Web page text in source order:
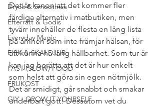
Dryck & Smoothies
Efterrätt & Godis
Everyday Magic
FISK & SKALDJUR
FAST (SLOW) FOOD
FRUKOST
GIY - GROW IT YOURSELF
Det är kanon att det kommer fler
färdiga alternativ i matbutiken, men
tyvärr innehåller de flesta en lång lista
på ämnen som inte främjar hälsan, för
att kunna ha lång hållbarhet. Som tur är
kan jag berätta att det är hur enkelt
som helst att göra sin egen nötmjölk.
Det är smidigt, går snabbt och smakar
underbart gott! Dessutom vet du